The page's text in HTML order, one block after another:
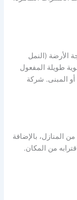
الأرضة (النمل
طويلة المفعول
المبنى. شركة
المنازل، بالإضافة
من المكان.